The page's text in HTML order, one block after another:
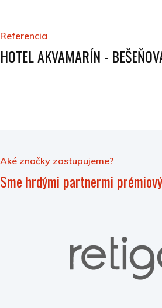
Referencia
HOTEL AKVAMARÍN -
Aké značky zastupujeme?
Sme hrdými partnermi